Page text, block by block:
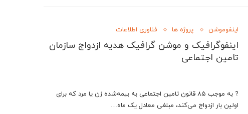
اینفوموشن پروژه ها فناوری اطلاعات
اینفوگرافیک و موشن گرافیک هدیه ازدواج سازمان
تامین اجتماعی
? به موجب ۸۵ قانون تامین اجتماعی به بیمه‌شده زن یا مرد که برای
اولین بار ازدواج می‌کند، مبلغی معادل یک ماه…